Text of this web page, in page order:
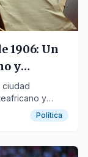
1906: Un
y
ciudad
y
Política